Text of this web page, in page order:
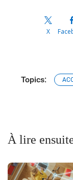
X
Topics:
À lire